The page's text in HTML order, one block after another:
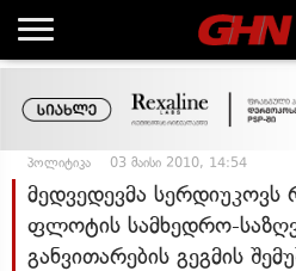
პოლიტიკა 03 მაისი 2010, 14:54
მედვედევმა სერდიუკოვს
ფლოტის სამხედრო-
განვითარების გეგმის